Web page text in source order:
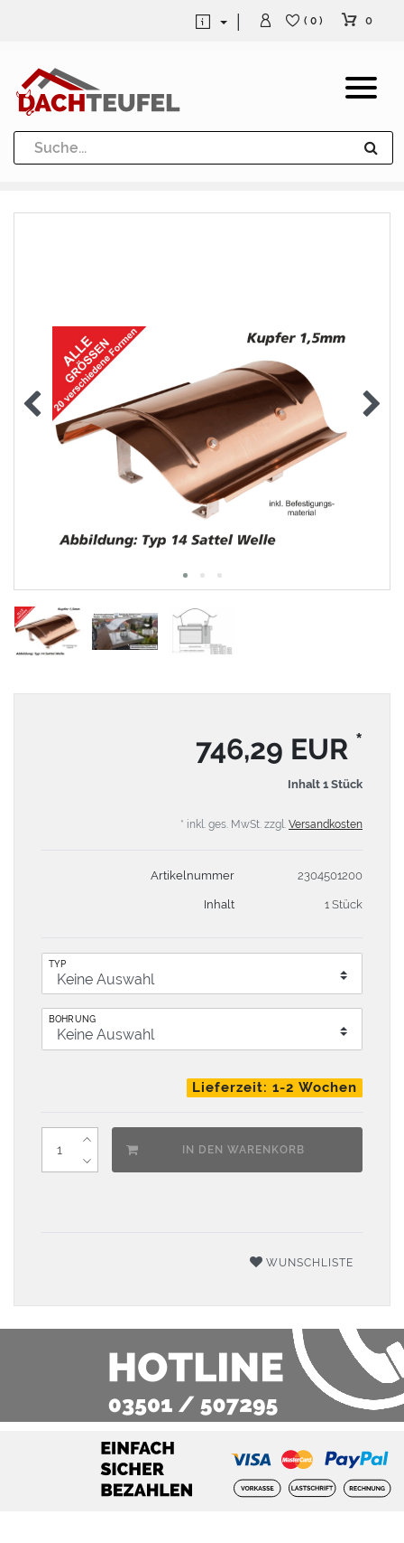
Dachrinne und Fallrohre
Werkzeuge und Löttechnik
( 0 ) 0
746,29 EUR *
Inhalt 1 Stück
* inkl. ges. MwSt. zzgl. Versandkosten
Artikelnummer 2304501200
Inhalt 1 Stück
TYP
BOHRUNG
Lieferzeit: 1-2 Wochen
IN DEN WARENKORB
WUNSCHLISTE